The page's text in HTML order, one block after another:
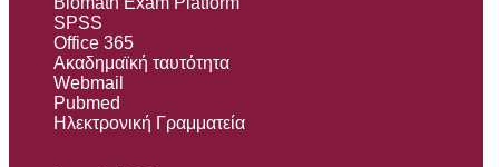
SPSS
Office 365
Ακαδημαϊκή ταυτότητα
Webmail
Pubmed
Ηλεκτρονική Γραμματεία